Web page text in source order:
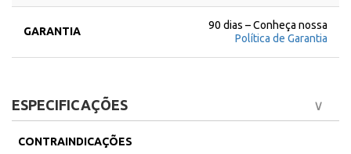
GARANTIA
90 dias – Conheça nossa
Política de Garantia
ESPECIFICAÇÕES
CONTRAINDICAÇÕES